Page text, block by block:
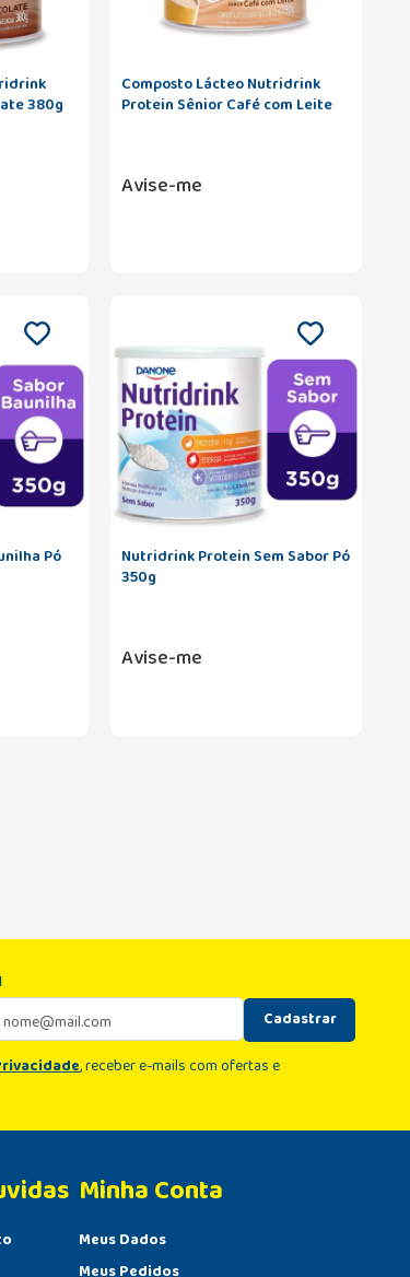
380g
Composto Lácteo Nutridrink
Protein Sênior Café com Leite
Avise-me
Pó
Nutridrink Protein Sem Sabor Pó
350g
Avise-me
Cadastrar
, receber e-mails com ofertas e
Minha Conta
Meus Dados
Meus Pedidos